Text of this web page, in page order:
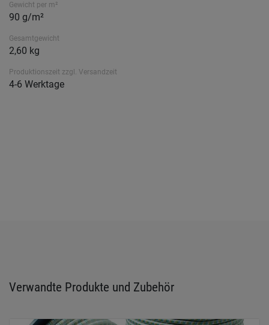
Gewicht per m²
90 g/m²
Gesamtgewicht
2,60 kg
Produktionszeit zzgl. Versandzeit
4-6 Werktage
Verwandte Produkte und Zubehör